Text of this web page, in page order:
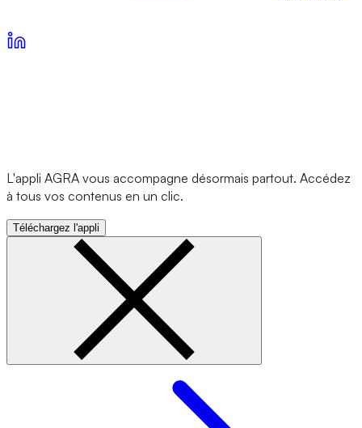
L'appli AGRA vous accompagne désormais partout. Accédez
à tous vos contenus en un clic.
Téléchargez l'appli